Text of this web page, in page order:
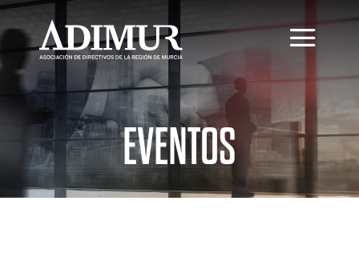
EVENTOS